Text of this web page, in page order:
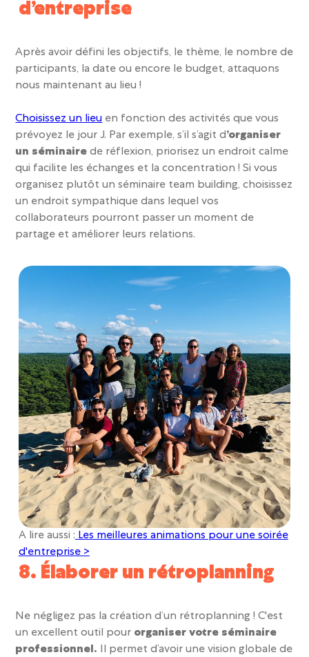
d’entreprise
Après avoir défini les objectifs, le thème, le nombre de
participants, la date ou encore le budget, attaquons
nous maintenant au lieu !
Choisissez un lieuen fonction des activités que vous
prévoyez le jour J. Par exemple, s’il s’agit d’organiser
un séminairede réflexion, priorisez un endroit calme
qui facilite les échanges et la concentration ! Si vous
organisez plutôt un séminaire team building,choisissez
un endroit sympathique dans lequel vos
collaborateurs pourront passer un moment de
partage et améliorer leurs relations.
A lire aussi :Les meilleures animations pour une soirée
d'entreprise >
8. Élaborer un rétroplanning
Ne négligez pas la création d’un rétroplanning ! C'est
un excellent outil pour organiser votre séminaire
professionnel. Il permet d’avoir unevision globale de